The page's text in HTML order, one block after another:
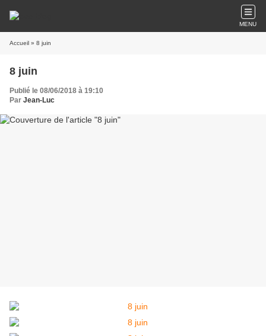
MENU
Accueil » 8 juin
8 juin
Publié le 08/06/2018 à 19:10
Par Jean-Luc